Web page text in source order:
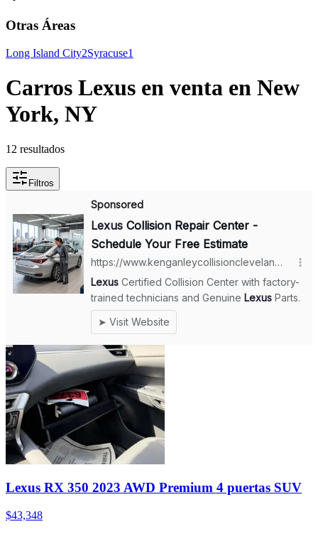
Otras Áreas
Long Island City2Syracuse1
Carros Lexus en venta en New
York, NY
12 resultados
Filtros
Lexus RX 350 2023 AWD Premium 4 puertas SUV
$43,348